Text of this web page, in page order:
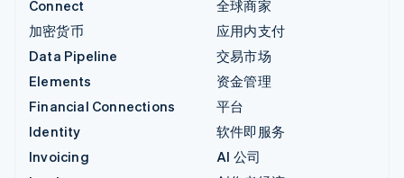
Connect
加密货币
Data Pipeline
Elements
Financial Connections
Identity
Invoicing
全球商家
应用内支付
交易市场
资金管理
平台
软件即服务
AI 公司